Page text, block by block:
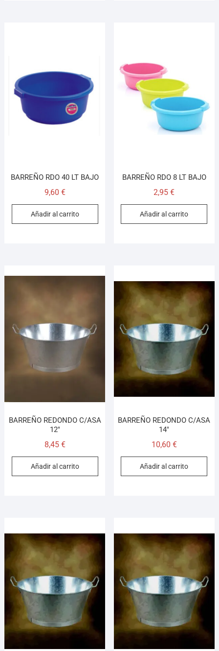
BARREÑO RDO 40 LT BAJO
9,60 €
Añadir al carrito
BARREÑO RDO 8 LT BAJO
2,95€
Añadir al carrito
BARREÑO REDONDO C/ASA
12″
8,45 €
Añadir al carrito
BARREÑO REDONDO C/ASA
14″
10,60 €
Añadir al carrito